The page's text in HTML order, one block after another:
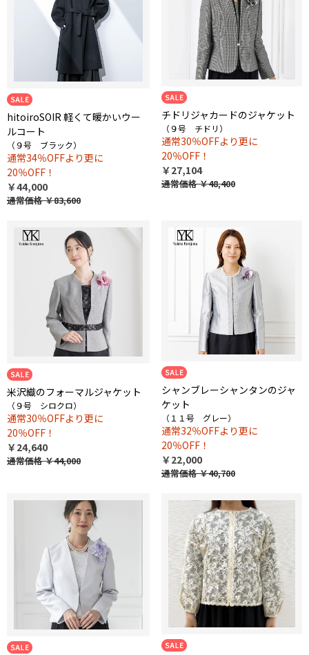
hitoiroSOIR 軽くて暖かいウー
ルコート
（９号 ブラック）
通常34％OFFより更に
20％OFF！
￥44,000
通常価格￥83,600
チドリジャカードのジャケット
（９号 チドリ）
通常30％OFFより更に
20％OFF！
￥27,104
通常価格￥48,400
米沢織のフォーマルジャケット
（９号 シロクロ）
通常30％OFFより更に
20％OFF！
￥24,640
通常価格￥44,000
シャンブレーシャンタンのジャ
ケット
（１１号 グレー）
通常32％OFFより更に
20％OFF！
￥22,000
通常価格￥40,700